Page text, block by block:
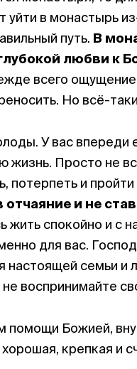
уйти в монастырь
путь. В
любви к
всего
Но всё-
У вас впереди
жизнь. Просто не
потерпеть и
отчаяние и не
жить спокойно и с
для вас.
настоящей семьи и
воспринимайте
Божией,
крепкая и